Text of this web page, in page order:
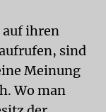
auf ihren
sind
Meinung
Wo man